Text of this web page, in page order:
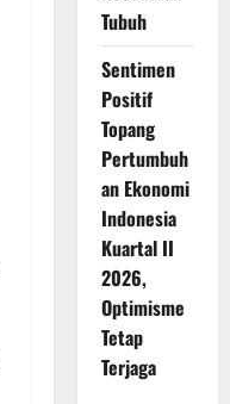
Tubuh
Sentimen
Positif
Topang
Pertumbuh
an Ekonomi
Indonesia
Kuartal II
2026,
Optimisme
Tetap
Terjaga